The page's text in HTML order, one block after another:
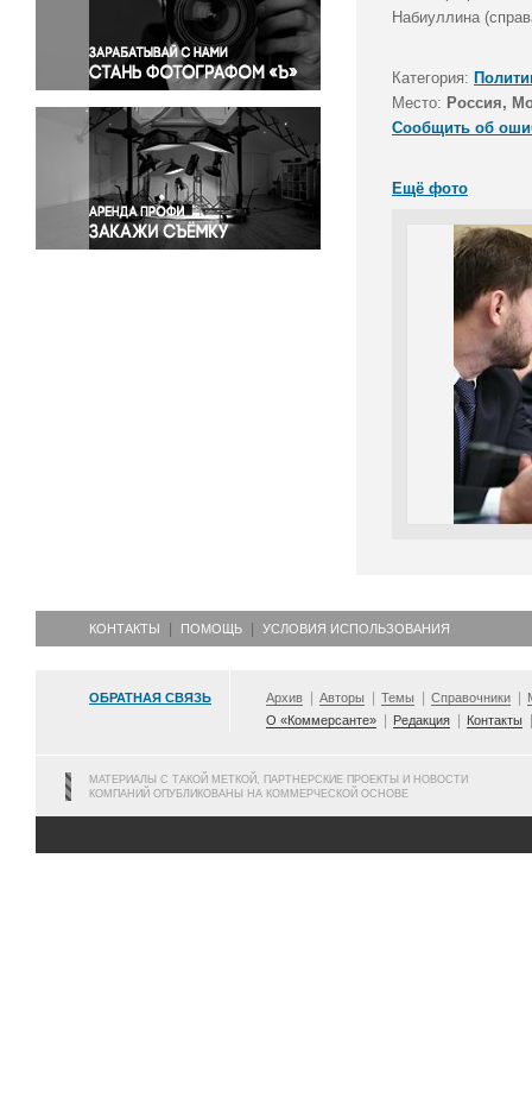
Правосудие
Происшествия и конфликты
Религия
Светская жизнь
Спорт
Экология
Экономика и бизнес
Набиуллина
Категория:
Место: Россия,
Сообщить об
Ещё фото
КОНТАКТЫ ПОМОЩЬ УСЛОВИЯ ИСПОЛЬЗОВАНИЯ
ОБРАТНАЯ СВЯЗЬ Архив Авторы Темы Справочники
О «Коммерсанте»
Редакция Контакты
МАТЕРИАЛЫ С ТАКОЙ МЕТКОЙ, ПАРТНЕРСКИЕ ПРОЕКТЫ И НОВОСТИ
КОМПАНИЙ ОПУБЛИКОВАНЫ НА КОММЕРЧЕСКОЙ ОСНОВЕ